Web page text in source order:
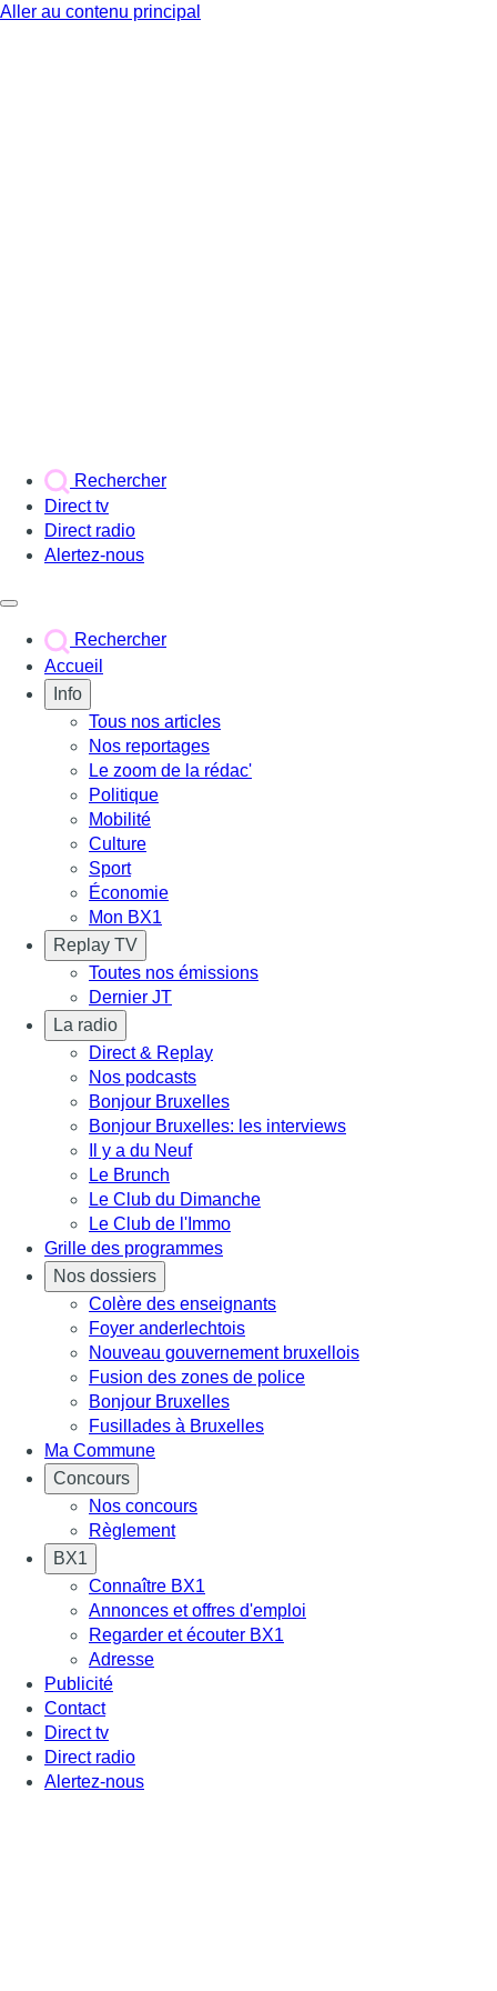
Aller au contenu principal
Rechercher
Direct tv
Direct radio
Alertez-nous
Rechercher
Accueil
Info
Tous nos articles
Nos reportages
Le zoom de la rédac'
Politique
Mobilité
Culture
Sport
Économie
Mon BX1
Replay TV
Toutes nos émissions
Dernier JT
La radio
Direct & Replay
Nos podcasts
Bonjour Bruxelles
Bonjour Bruxelles: les interviews
Il y a du Neuf
Le Brunch
Le Club du Dimanche
Le Club de l'Immo
Grille des programmes
Nos dossiers
Colère des enseignants
Foyer anderlechtois
Nouveau gouvernement bruxellois
Fusion des zones de police
Bonjour Bruxelles
Fusillades à Bruxelles
Ma Commune
Concours
Nos concours
Règlement
BX1
Connaître BX1
Annonces et offres d'emploi
Regarder et écouter BX1
Adresse
Publicité
Contact
Direct tv
Direct radio
Alertez-nous